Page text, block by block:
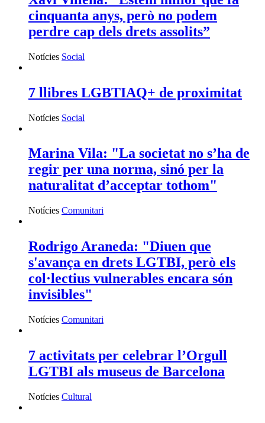
cinquanta anys, però no podem
perdre cap dels drets assolits”
Notícies Social
7 llibres LGBTIAQ+ de proximitat
Notícies Social
Marina Vila: "La societat no s’ha de
regir per una norma, sinó per la
naturalitat d’acceptar tothom"
Notícies Comunitari
Rodrigo Araneda: "Diuen que
s'avança en drets LGTBI, però els
col·lectius vulnerables encara són
invisibles"
Notícies Comunitari
7 activitats per celebrar l’Orgull
LGTBI als museus de Barcelona
Notícies Cultural